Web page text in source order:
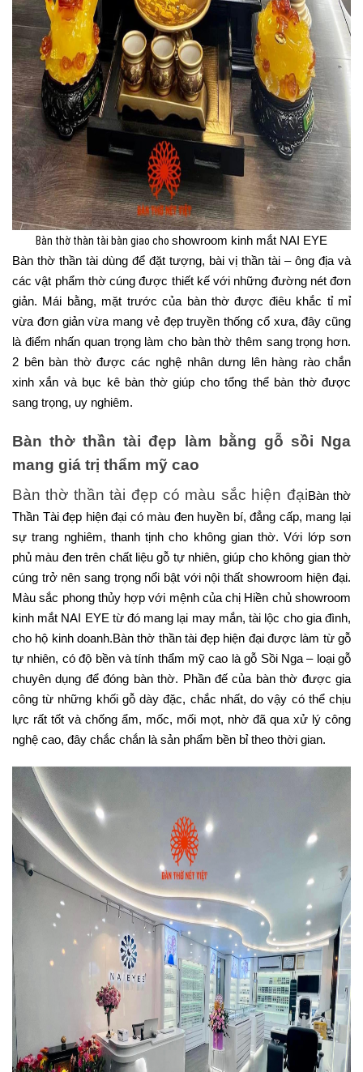
Bàn thờ thàn tài bàn giao cho showroom kinh mắt NAI EYE
Bàn thờ thần tài dùng để đặt tượng, bài vị thần tài – ông địa và
các vật phẩm thờ cúng được thiết kế với những đường nét đơn
giản. Mái bằng, mặt trước của bàn thờ được điêu khắc tỉ mỉ
vừa đơn giản vừa mang vẻ đẹp truyền thống cổ xưa, đây cũng
là điểm nhấn quan trọng làm cho bàn thờ thêm sang trọng hơn.
2 bên bàn thờ được các nghệ nhân dưng lên hàng rào chắn
xinh xắn và bục kê bàn thờ giúp cho tổng thể bàn thờ được
sang trọng, uy nghiêm.
Bàn thờ thần tài đẹp làm bằng gỗ sồi Nga
mang giá trị thẩm mỹ cao
Bàn thờ thần tài đẹp có màu sắc hiện đạiBàn thờ
Thần Tài đẹp hiện đại có màu đen huyền bí, đẳng cấp, mang lại
sự trang nghiêm, thanh tịnh cho không gian thờ. Với lớp sơn
phủ màu đen trên chất liệu gỗ tự nhiên, giúp cho không gian thờ
cúng trở nên sang trọng nổi bật với nội thất showroom hiện đại.
Màu sắc phong thủy hợp với mệnh của chị Hiền chủ showroom
kinh mắt NAI EYE từ đó mang lại may mắn, tài lộc cho gia đình,
cho hộ kinh doanh.Bàn thờ thần tài đẹp hiện đại được làm từ gỗ
tự nhiên, có độ bền và tính thẩm mỹ cao là gỗ Sồi Nga – loại gỗ
chuyên dụng để đóng bàn thờ. Phần đế của bàn thờ được gia
công từ những khối gỗ dày đặc, chắc nhất, do vậy có thể chịu
lực rất tốt và chống ẩm, mốc, mối mọt, nhờ đã qua xử lý công
nghệ cao, đây chắc chắn là sản phẩm bền bỉ theo thời gian.